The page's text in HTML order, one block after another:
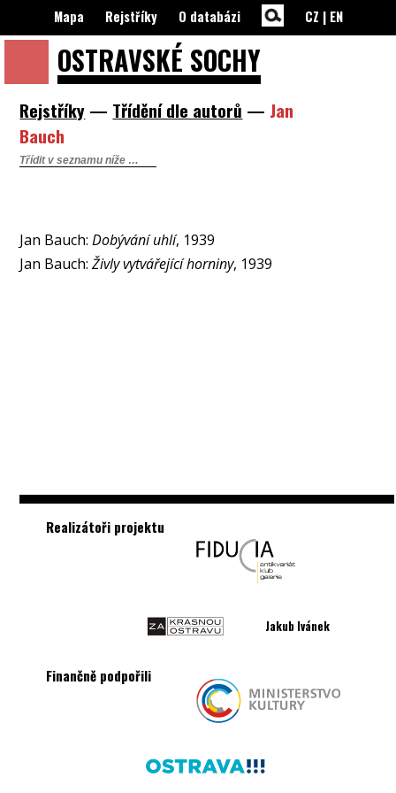
OSTRAVSKÉ SOCHY
Mapa Rejstříky O databázi CZ | EN
Rejstříky — Třídění dle autorů — Jan
Bauch
Jan Bauch:Dobývání uhlí, 1939
Jan Bauch:Živly vytvářející horniny, 1939
Realizátoři projektu
Jakub Ivánek
Finančně podpořili